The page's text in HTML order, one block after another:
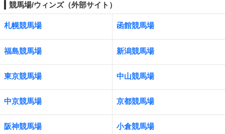
競馬場/ウィンズ（外部サイト）
札幌競馬場 函館競馬場
福島競馬場 新潟競馬場
東京競馬場 中山競馬場
中京競馬場 京都競馬場
阪神競馬場 小倉競馬場